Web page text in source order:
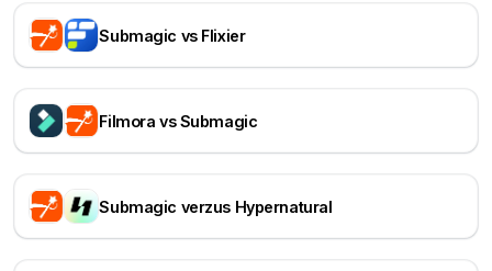
Submagic vs Flixier
Filmora vs Submagic
Submagic verzus Hypernatural